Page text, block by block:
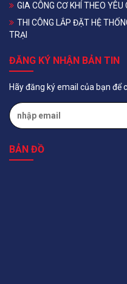
GIA CÔNG CƠ KHÍ THEO YÊU
THI CÔNG LẮP ĐẶT HỆ
TRẠI
ĐĂNG KÝ NHẬN BẢN TIN
Hãy đăng ký email của bạn để
BẢN ĐỒ